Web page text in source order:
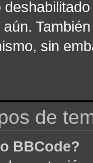
sin
de
BBCode?